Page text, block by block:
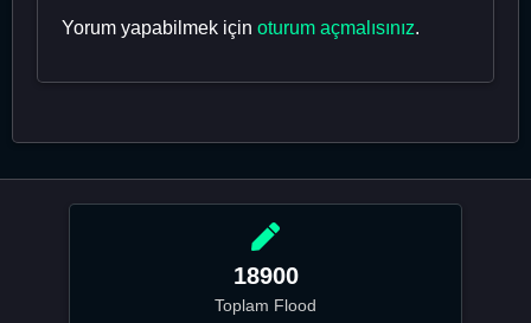
Yorum yapabilmek için oturum açmalısınız.
18900
Toplam Flood